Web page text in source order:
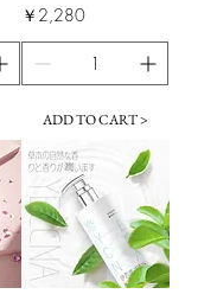
価格
￥2,280
ADD TO CART >